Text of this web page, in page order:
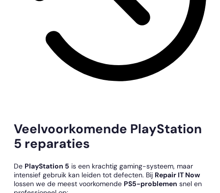
Veelvoorkomende PlayStation
5 reparaties
De PlayStation 5 is een krachtig gaming-systeem, maar
intensief gebruik kan leiden tot defecten. Bij Repair IT Now
lossen we de meest voorkomende PS5-problemen snel en